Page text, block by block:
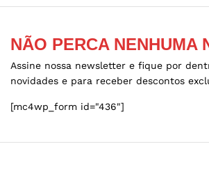
NÃO PERCA NENHUMA
Assine nossa newsletter e fique por
novidades e para receber descontos
[mc4wp_form id="436"]